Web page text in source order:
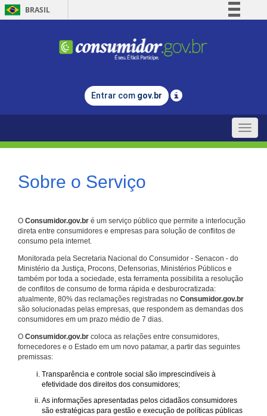
BRASIL
Comunica BR
Legislação
Entrar com gov.br
Toggle
Sobre o Serviço
O Consumidor.gov.br é um serviço público que permite a interlocução
direta entre consumidores e empresas para solução de conflitos de
consumo pela internet.
Monitorada pela Secretaria Nacional do Consumidor - Senacon - do
Ministério da Justiça, Procons, Defensorias, Ministérios Públicos e
também por toda a sociedade, esta ferramenta possibilita a resolução
de conflitos de consumo de forma rápida e desburocratizada:
atualmente, 80% das reclamações registradas no Consumidor.gov.br
são solucionadas pelas empresas, que respondem as demandas dos
consumidores em um prazo médio de 7 dias.
O Consumidor.gov.br coloca as relações entre consumidores,
fornecedores e o Estado em um novo patamar, a partir das seguintes
premissas:
Transparência e controle social são imprescindíveis à
efetividade dos direitos dos consumidores;
As informações apresentadas pelos cidadãos consumidores
são estratégicas para gestão e execução de políticas públicas